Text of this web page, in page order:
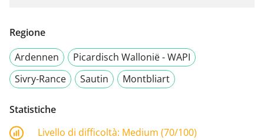
Regione
Ardennen
Picardisch Wallonië - WAPI
Sivry-Rance
Sautin Montbliart
Statistiche
Livello di difficoltà: Medium (70/100)